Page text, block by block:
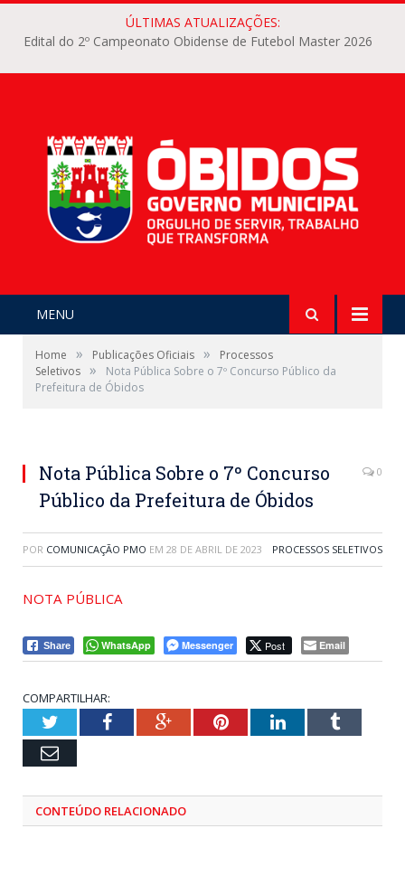
ÚLTIMAS ATUALIZAÇÕES:
Edital do 2º Campeonato Obidense de Futebol Master 2026
MENU
Home » Publicações Oficiais »
Processos
Seletivos »
Nota Pública Sobre o 7º Concurso Público da
Prefeitura de Óbidos
Nota Pública Sobre o 7º Concurso
Público da Prefeitura de Óbidos
0
POR COMUNICAÇÃO PMO EM 28 DE ABRIL DE 2023 PROCESSOS SELETIVOS
NOTA PÚBLICA
Share WhatsApp Messenger Post Email
COMPARTILHAR:
TwitterFacebookGoogle+PinterestLinkedInTumblr
Email
CONTEÚDO RELACIONADO